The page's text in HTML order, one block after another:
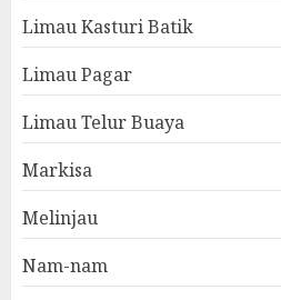
Limau Kasturi Batik
Limau Pagar
Limau Telur Buaya
Markisa
Melinjau
Nam-nam